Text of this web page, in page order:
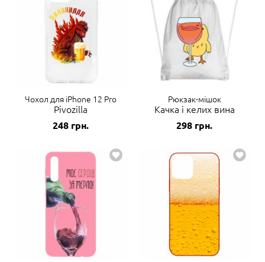
Чохол для iPhone 12 Pro
Pivozilla
248 грн.
Рюкзак-мішок
Качка і келих вина
298 грн.